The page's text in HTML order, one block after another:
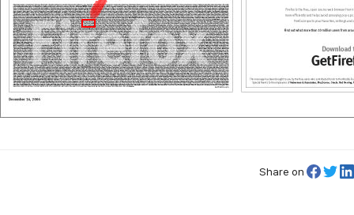
Share on